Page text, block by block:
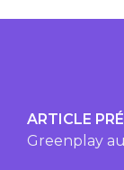
ARTICLE